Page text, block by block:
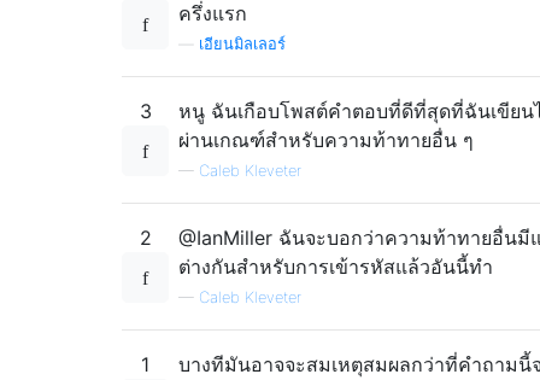
ครึ่งแรก
เอียนมิลเลอร์
3
หนู ฉันเกือบโพสต์คำตอบที่ดีที่สุดที่ฉันเขียน
ผ่านเกณฑ์สำหรับความท้าทายอื่น ๆ
— Caleb Kleveter
2
@IanMiller ฉันจะบอกว่าความท้าทายอื่นมี
ต่างกันสำหรับการเข้ารหัสแล้วอันนี้ทำ
— Caleb Kleveter
1
บางทีมันอาจจะสมเหตุสมผลกว่าที่คำถามนี้